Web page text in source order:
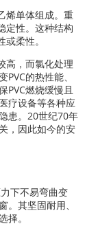
烯单体组成。重
定性。这种结构
柔性。
高，而氯化处理
的热性能、
PVC燃烧缓慢且
疗设备等各种应
患。20世纪70年
，因此如今的安
下不易弯曲变
其坚固耐用、
择。